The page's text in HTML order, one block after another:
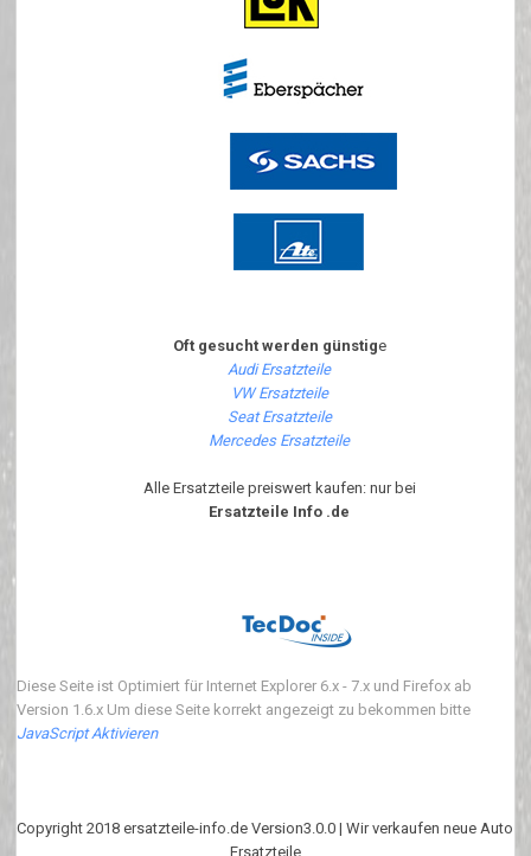
Oft gesucht werden günstige
Audi Ersatzteile
VW Ersatzteile
Seat Ersatzteile
Mercedes Ersatzteile
Alle Ersatzteile preiswert kaufen: nur bei
Ersatzteile Info .de
Diese Seite ist Optimiert für Internet Explorer 6.x - 7.x und Firefox ab
Version 1.6.x Um diese Seite korrekt angezeigt zu bekommen bitte
JavaScript Aktivieren
Copyright 2018 ersatzteile-info.de Version3.0.0 | Wir verkaufen neue Auto
Ersatzteile